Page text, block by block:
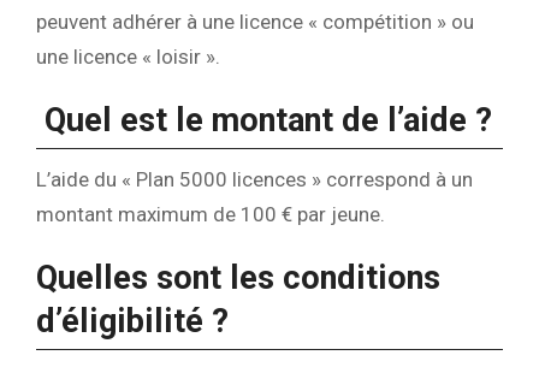
peuvent adhérer à une licence « compétition » ou
une licence « loisir ».
Quel est le montant de l’aide ?
L’aide du « Plan 5000 licences » correspond à un
montant maximum de 100 € par jeune.
Quelles sont les conditions
d’éligibilité ?